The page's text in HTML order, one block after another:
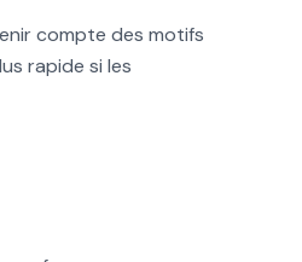
compte des motifs
rapide si les